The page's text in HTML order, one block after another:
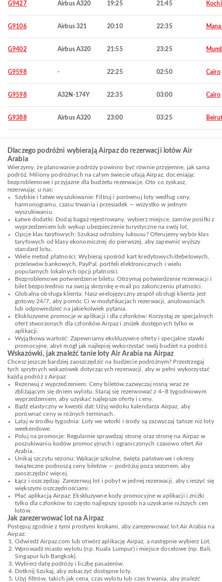
G9427 Airbus A320 19:25 21:45 Kochi
G9106 Airbus 321 20:10 22:35
G9402 Airbus A320 21:55 23:25
G9598 - 22:25 02:50 Cairo
G9598 A32N-174Y 22:35 03:00 Cairo
G9388 Airbus A320 23:00 03:25 Beirut
Dlaczego podróżni wybierają Airpaz do rezerwacji lotów Air
Arabia
Wierzymy, że planowanie podróży powinno być równie przyjemne, jak sama
podróż. Miliony podróżnych na całym świecie ufają Airpaz, doceniając
bezproblemowe i przyjazne dla budżetu rezerwacje. Oto co zyskasz,
rezerwując u nas:
Szybkie i łatwe wyszukiwanie: Filtruj i porównuj loty według ceny,
harmonogramu, czasu trwania i przesiadek — wszystko w jednym
wyszukiwaniu.
Łatwe dodatki: Dodaj bagaż rejestrowany, wybierz miejsce, zamów posiłki z
wyprzedzeniem lub wykup ubezpieczenie turystyczne na swój lot.
Opcje klas taryfowych: Szukasz odrobiny luksusu? Oferujemy wybór klas
taryfowych od klasy ekonomicznej do pierwszej, aby zapewnić wyższy
standard lotu.
Wiele metod płatności: Wybieraj spośród kart kredytowych/debetowych,
przelewów bankowych, PayPal, portfeli elektronicznych i wielu
popularnych lokalnych opcji płatności.
Bezproblemowe potwierdzenie biletu: Otrzymaj potwierdzenie rezerwacji i
bilet bezpośrednio na swoją skrzynkę e-mail po zakończeniu płatności.
Globalna obsługa klienta: Nasz wielojęzyczny zespół obsługi klienta jest
gotowy 24/7, aby pomóc Ci w modyfikacjach rezerwacji, anulowaniach
lub odpowiedzieć na jakiekolwiek pytania.
Ekskluzywne promocje w aplikacji i dla członków: Korzystaj ze specjalnych
ofert stworzonych dla członków Airpaz i zniżek dostępnych tylko w
aplikacji.
Wyjątkowa wartość: Zapewniamy ekskluzywne oferty i specjalne stawki
promocyjne, abyś mógł jak najlepiej wykorzystać swój budżet na podróż.
Wskazówki, jak znaleźć tanie loty Air Arabia na Airpaz
Chcesz jeszcze bardziej zaoszczędzić na budżecie podróżnym? Przestrzegaj
tych sprytnych wskazówek dotyczących rezerwacji, aby w pełni wykorzystać
każdą podróż z Airpaz:
Rezerwuj z wyprzedzeniem: Ceny biletów zazwyczaj rosną wraz ze
zbliżającym się dniem wylotu. Staraj się rezerwować z 4–8 tygodniowym
wyprzedzeniem, aby uzyskać najlepsze oferty i ceny.
Bądź elastyczny w kwestii dat: Użyj widoku kalendarza Airpaz, aby
porównać ceny w różnych terminach.
Lataj w środku tygodnia: Loty we wtorki i środy są zazwyczaj tańsze niż loty
weekendowe.
Poluj na promocje: Regularnie sprawdzaj stronę oraz stronę na Airpaz w
poszukiwaniu kodów promocyjnych i ograniczonych czasowo ofert Air
Arabia.
Unikaj szczytu sezonu: Wakacje szkolne, święta państwowe i okresy
świąteczne podnoszą ceny biletów — podróżuj poza sezonem, aby
zaoszczędzić więcej.
Łącz i oszczędzaj: Zarezerwuj lot i pobyt w jednej rezerwacji, aby cieszyć się
większymi oszczędnościami.
Płać aplikacją Airpaz: Ekskluzywne kody promocyjne w aplikacji i zniżki
tylko dla członków to często najlepszy sposób na uzyskanie niższych cen
lotów.
Jak zarezerwować lot na Airpaz
Postępuj zgodnie z tymi prostymi krokami, aby zarezerwować lot Air Arabia na
Airpaz:
Odwiedź Airpaz.com lub otwórz aplikację Airpaz, a następnie wybierz Lot.
Wprowadź miasto wylotu (np. Kuala Lumpur) i miejsce docelowe (np. Bali,
Singapur lub Bangkok).
Wybierz datę podróży i liczbę pasażerów.
Dotknij Szukaj, aby zobaczyć dostępne loty.
Użyj filtrów, takich jak cena, czas wylotu lub czas trwania, aby znaleźć